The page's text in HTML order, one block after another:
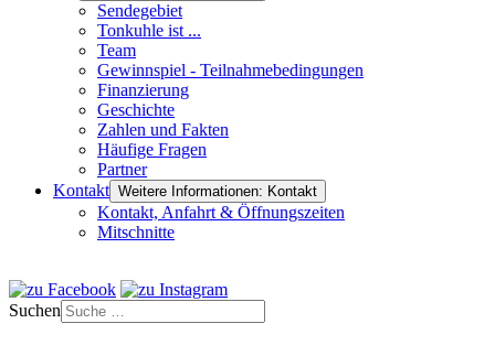
Sendegebiet
Tonkuhle ist ...
Team
Gewinnspiel - Teilnahmebedingungen
Finanzierung
Geschichte
Zahlen und Fakten
Häufige Fragen
Partner
Kontakt Weitere Informationen: Kontakt
Kontakt, Anfahrt & Öffnungszeiten
Mitschnitte
Suchen